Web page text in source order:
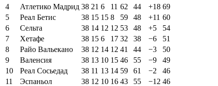
4
Атлетико Мадрид 38 21 6 11 62 44 +18 69
5
Реал Бетис 38 15 15 8 59 48 +11 60
6
Сельта 38 14 12 12 53 48 +5
54
7
Хетафе 38 15 6 17 32 38 −6
51
8
Райо Вальекано 38 12 14 12 41 44 −3
50
9
Валенсия 38 13 10 15 46 55 −9
49
10
Реал Сосьедад 38 11 13 14 59 61 −2
46
11
Эспаньол 38 12 10 16 43 55 −12 46